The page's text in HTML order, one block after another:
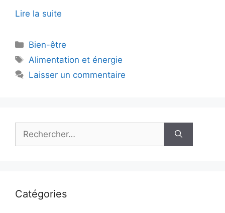
Lire la suite
Catégories
Bien-être
Étiquettes
Alimentation et énergie
Laisser un commentaire
Rechercher :
Catégories